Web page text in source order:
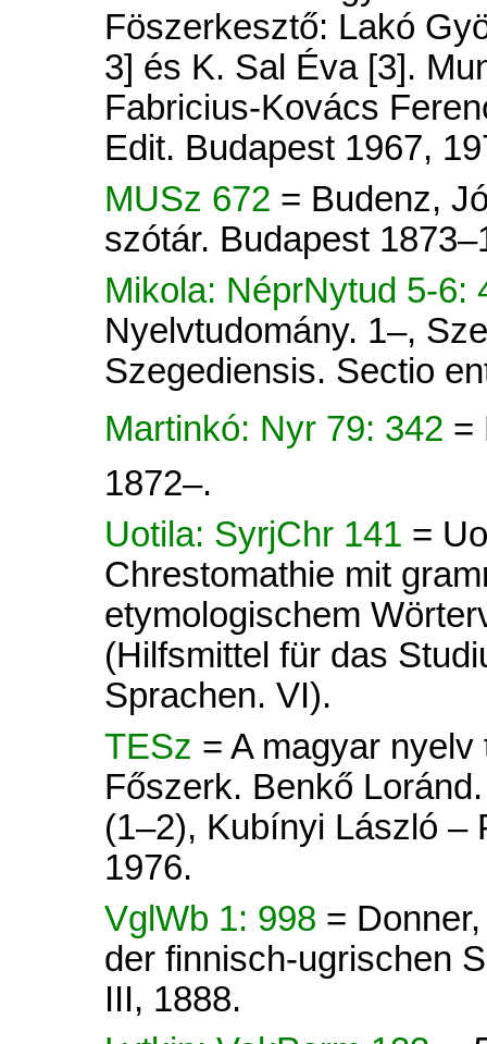
Föszerkesztő: Lakó
3] és K. Sal Éva [3].
Fabricius-Kovács
Edit. Budapest 1967,
MUSz 672 = Budenz,
szótár. Budapest
Mikola: NéprNytud 5-6:
Nyelvtudomány. 1–,
Szegediensis. Sectio
Martinkó: Nyr 79: 342 =
1872–.
Uotila: SyrjChr 141 =
Chrestomathie mit
etymologischem
(Hilfsmittel für das
Sprachen. VI).
TESz = A magyar
Főszerk. Benkő
(1–2), Kubínyi László –
1976.
VglWb 1: 998 =
der finnisch-ugrischen
III, 1888.